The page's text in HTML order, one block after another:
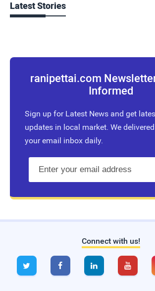
Latest Stories
ranipettai.com
Informed
Sign up for Latest News and get
updates in local market. We
your email inbox daily.
l
Live Traffic Feed
A visitor from Singapore
viewed
சொந்த வீடு பாக்கியம் அருளும் முருகன்…
51 mins ago
Connect with us!
   